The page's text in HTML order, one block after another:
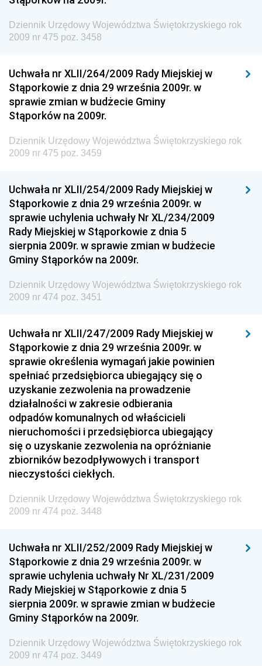
Gospodarki Przestrzennej
Dziennik Urzędowy Unii Europejskiej, L
Dziennik Urzędowy Ministerstwa Przemysłu
Chemicznego i Lekkiego
Dziennik Urzędowy Ministerstwa Rolnictwa i
Gospodarki Żywnościowej
Dziennik Urzędowy Ministra Rodziny, Pracy i Polityki
Społecznej
Dziennik Urzędowy Ministra Rozwoju
Dziennik Urzędowy Ministra Infrastruktury i
Budownictwa
Dziennik Urzędowy Ministra Gospodarki Morskiej i
Żeglugi Śródlądowej
Dziennik Urzędowy Ministra Energii
Dziennik Urzędowy Ministra Finansów
Dziennik Urzędowy Ministra Rozwoju i Finansów
Dziennik Urzędowy Wyższego Urzędu Górniczego
Dziennik Urzędowy Prezesa Urzędu Transportu
Kolejowego
Dziennik Urzędowy Ministra Przedsiębiorczości i
Technologii
Dziennik Urzędowy Ministra Inwestycji i Rozwoju
Dziennik Urzędowy Naczelnego Dyrektora Archiwów
Państwowych
Dziennik Urzędowy Ministra Finansów, Inwestycji i
Rozwoju
Dziennik Urzędowy Ministra Sportu
Dziennik Urzędowy Ministra Funduszy i Polityki
Regionalnej
Dziennik Urzędowy Ministra Aktywów Państwowych
Dziennik Urzędowy Ministra Zdrowia
Dziennik Urzędowy Ministra Środowiska i Głównego
Inspektora Ochrony Środowiska
Dziennik Urzędowy Województwa Świętokrzyskiego rok
2009 nr 475 poz. 3458
Uchwała nr XLII/264/2009 Rady Miejskiej w
Stąporkowie z dnia 29 września 2009r. w
sprawie zmian w budżecie Gminy
Stąporków na 2009r.
Dziennik Urzędowy Województwa Świętokrzyskiego rok
2009 nr 475 poz. 3459
Uchwała nr XLII/254/2009 Rady Miejskiej w
Stąporkowie z dnia 29 września 2009r. w
sprawie uchylenia uchwały Nr XL/234/2009
Rady Miejskiej w Stąporkowie z dnia 5
sierpnia 2009r. w sprawie zmian w budżecie
Gminy Stąporków na 2009r.
Dziennik Urzędowy Województwa Świętokrzyskiego rok
2009 nr 474 poz. 3451
Uchwała nr XLII/247/2009 Rady Miejskiej w
Stąporkowie z dnia 29 września 2009r. w
sprawie określenia wymagań jakie powinien
spełniać przedsiębiorca ubiegający się o
uzyskanie zezwolenia na prowadzenie
działalności w zakresie odbierania
odpadów komunalnych od właścicieli
nieruchomości i przedsiębiorca ubiegający
się o uzyskanie zezwolenia na opróżnianie
zbiorników bezodpływowych i transport
nieczystości ciekłych.
Dziennik Urzędowy Województwa Świętokrzyskiego rok
2009 nr 474 poz. 3448
Uchwała nr XLII/252/2009 Rady Miejskiej w
Stąporkowie z dnia 29 września 2009r. w
sprawie uchylenia uchwały Nr XL/231/2009
Rady Miejskiej w Stąporkowie z dnia 5
sierpnia 2009r. w sprawie zmian w budżecie
Gminy Stąporków na 2009r.
Dziennik Urzędowy Województwa Świętokrzyskiego rok
2009 nr 474 poz. 3449